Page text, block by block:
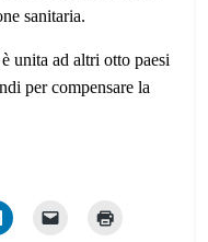
sanitaria.
unita ad altri otto paesi
per compensare la